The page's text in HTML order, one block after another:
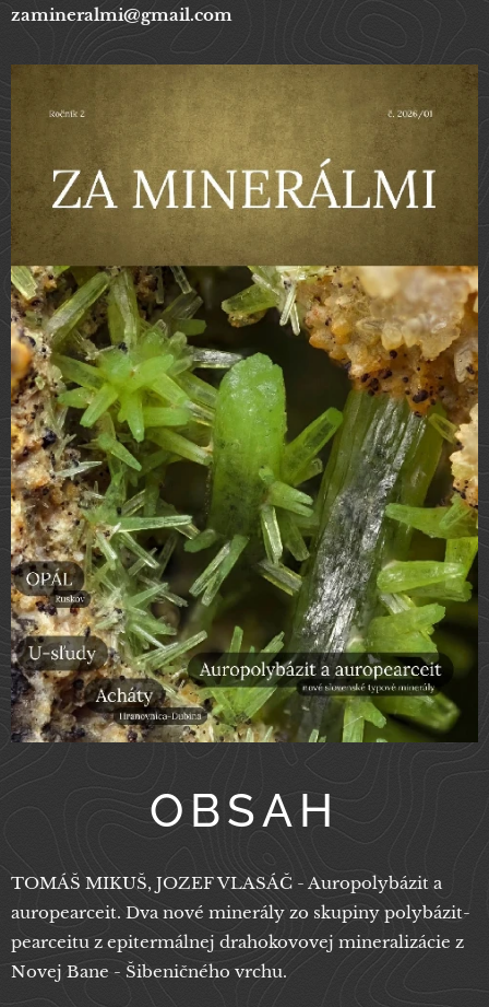
zamineralmi@gmail.com
OBSAH
TOMÁŠ MIKUŠ, JOZEF VLASÁČ - Auropolybázit a
auropearceit. Dva nové minerály zo skupiny polybázit-
pearceitu z epitermálnej drahokovovej mineralizácie z
Novej Bane - Šibeničného vrchu.